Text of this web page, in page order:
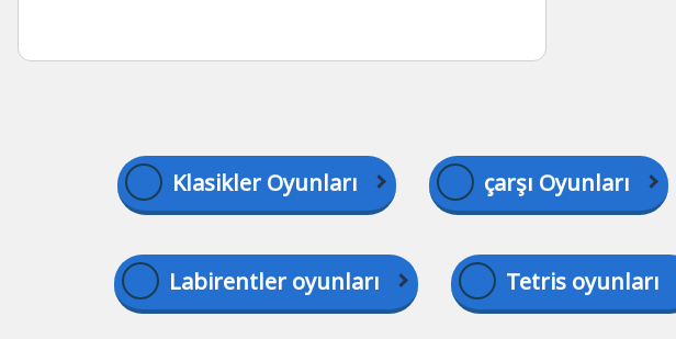
Klasikler Oyunları çarşı Oyunları
Labirentler oyunları Tetris oyunları